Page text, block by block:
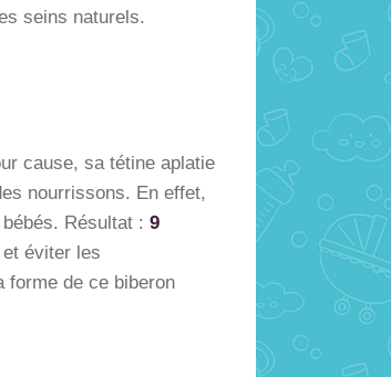
seins naturels.
cause, sa tétine aplatie
nourrissons. En effet,
Résultat : 9
éviter les
forme de ce biberon